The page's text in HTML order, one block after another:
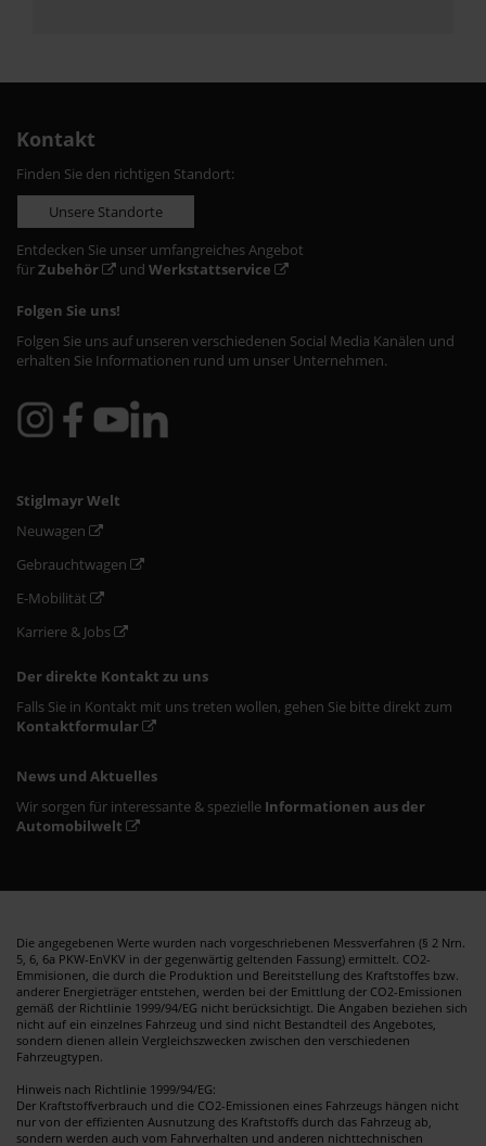
Kontakt
Finden Sie den richtigen Standort:
Unsere Standorte
Entdecken Sie unser umfangreiches Angebot
fürZubehör und Werkstattservice
Folgen Sie uns!
Folgen Sie uns auf unseren verschiedenen Social Media Kanälen und
erhalten Sie Informationen rund um unser Unternehmen.
Stiglmayr Welt
Neuwagen
Gebrauchtwagen
E-Mobilität
Karriere & Jobs
Der direkte Kontakt zu uns
Falls Sie in Kontakt mit uns treten wollen, gehen Sie bitte direkt zum
Kontaktformular
News und Aktuelles
Wir sorgen für interessante & spezielle Informationen aus der
Automobilwelt
Die angegebenen Werte wurden nach vorgeschriebenen Messverfahren (§ 2 Nrn.
5, 6, 6a PKW-EnVKV in der gegenwärtig geltenden Fassung) ermittelt. CO2-
Emmisionen, die durch die Produktion und Bereitstellung des Kraftstoffes bzw.
anderer Energieträger entstehen, werden bei der Emittlung der CO2-Emissionen
gemäß der Richtlinie 1999/94/EG nicht berücksichtigt. Die Angaben beziehen sich
nicht auf ein einzelnes Fahrzeug und sind nicht Bestandteil des Angebotes,
sondern dienen allein Vergleichszwecken zwischen den verschiedenen
Fahrzeugtypen.
Hinweis nach Richtlinie 1999/94/EG:
Der Kraftstoffverbrauch und die CO2-Emissionen eines Fahrzeugs hängen nicht
nur von der effizienten Ausnutzung des Kraftstoffs durch das Fahrzeug ab,
sondern werden auch vom Fahrverhalten und anderen nichttechnischen